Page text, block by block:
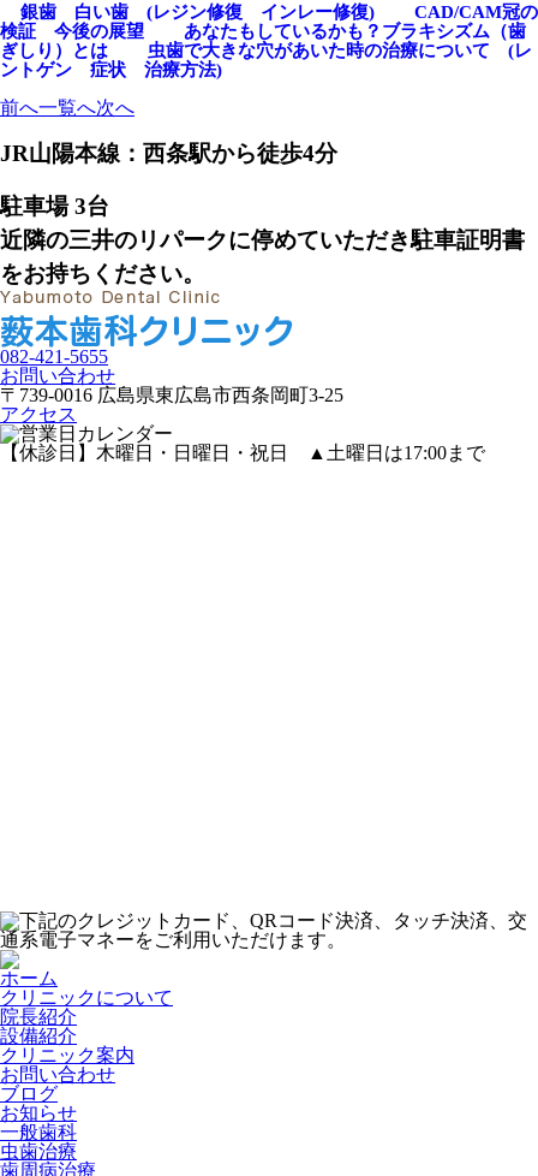
銀歯 白い歯 (レジン修復 インレー修復)
CAD/CAM冠の
検証 今後の展望
あなたもしているかも？ブラキシズム（歯
ぎしり）とは
虫歯で大きな穴があいた時の治療について (レ
ントゲン 症状 治療方法)
前へ一覧へ次へ
JR山陽本線：西条駅から徒歩4分
駐車場 3台
近隣の三井のリパークに停めていただき駐車証明書
をお持ちください。
082-421-5655
お問い合わせ
〒739-0016 広島県東広島市西条岡町3-25
アクセス
【休診日】木曜日・日曜日・祝日
▲ 土曜日は17:00まで
下記のクレジットカード、QRコード決済、タッチ決済、交
通系電子マネーをご利用いただけます。
ホーム
クリニックについて
院長紹介
設備紹介
クリニック案内
お問い合わせ
ブログ
お知らせ
一般歯科
虫歯治療
歯周病治療